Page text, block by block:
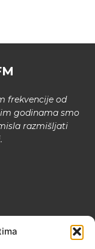
frekvencije od
godinama smo
razmišljati